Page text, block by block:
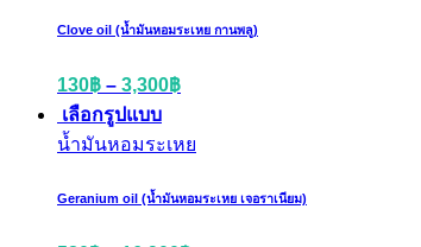
Clove oil (น้ำมันหอมระเหย กานพลู)
130฿ – 3,300฿
เลือกรูปแบบ
น้ำมันหอมระเหย
Geranium oil (น้ำมันหอมระเหย เจอราเนียม)